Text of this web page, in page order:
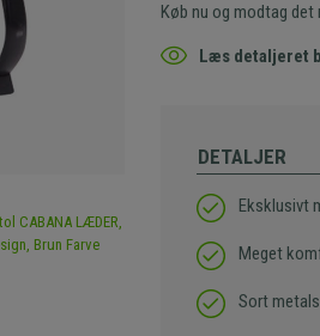
Køb nu og modtag
Læs detaljeret
DETALJER
Eksklusivt
Meget
Sort